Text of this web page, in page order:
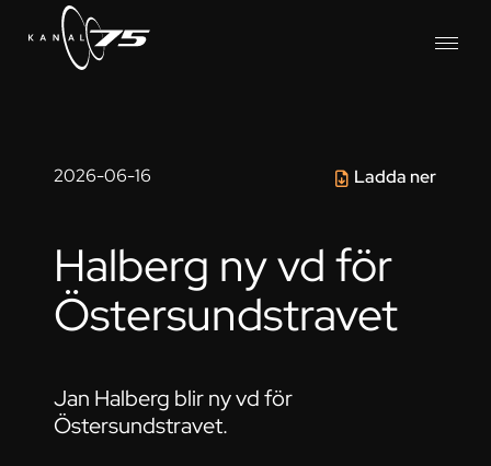
2026-06-16 Ladda ner
Halberg ny vd för
Östersundstravet
Jan Halberg blir ny vd för
Östersundstravet.